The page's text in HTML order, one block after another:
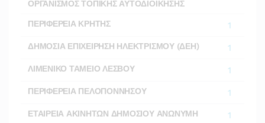
ΟΡΓΑΝΙΣΜΟΣ ΤΟΠΙΚΗΣ ΑΥΤΟΔΙΟΙΚΗΣΗΣ
ΠΕΡΙΦΕΡΕΙΑ ΚΡΗΤΗΣ 1
ΔΗΜΟΣΙΑ ΕΠΙΧΕΙΡΗΣΗ ΗΛΕΚΤΡΙΣΜΟΥ (ΔΕΗ) 1
ΛΙΜΕΝΙΚΟ ΤΑΜΕΙΟ ΛΕΣΒΟΥ 1
ΠΕΡΙΦΕΡΕΙΑ ΠΕΛΟΠΟΝΝΗΣΟΥ 1
ΕΤΑΙΡΕΙΑ ΑΚΙΝΗΤΩΝ ΔΗΜΟΣΙΟΥ ΑΝΩΝΥΜΗ
1